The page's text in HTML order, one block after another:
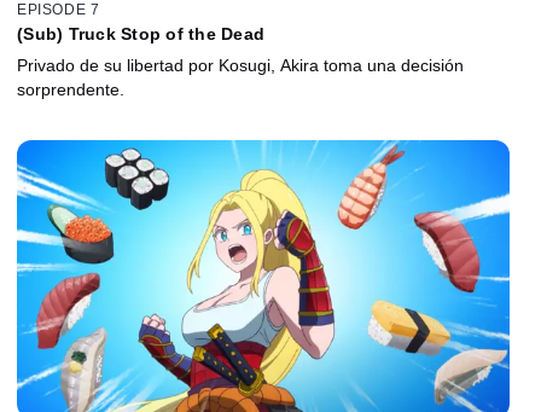
EPISODE 7
(Sub) Truck Stop of the Dead
Privado de su libertad por Kosugi, Akira toma una decisión
sorprendente.